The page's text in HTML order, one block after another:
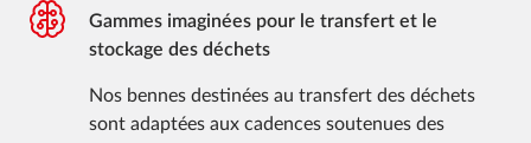
Gammes imaginées pour le transfert et le
stockage des déchets
Nos bennes destinées au transfert des déchets
sont adaptées aux cadences soutenues des